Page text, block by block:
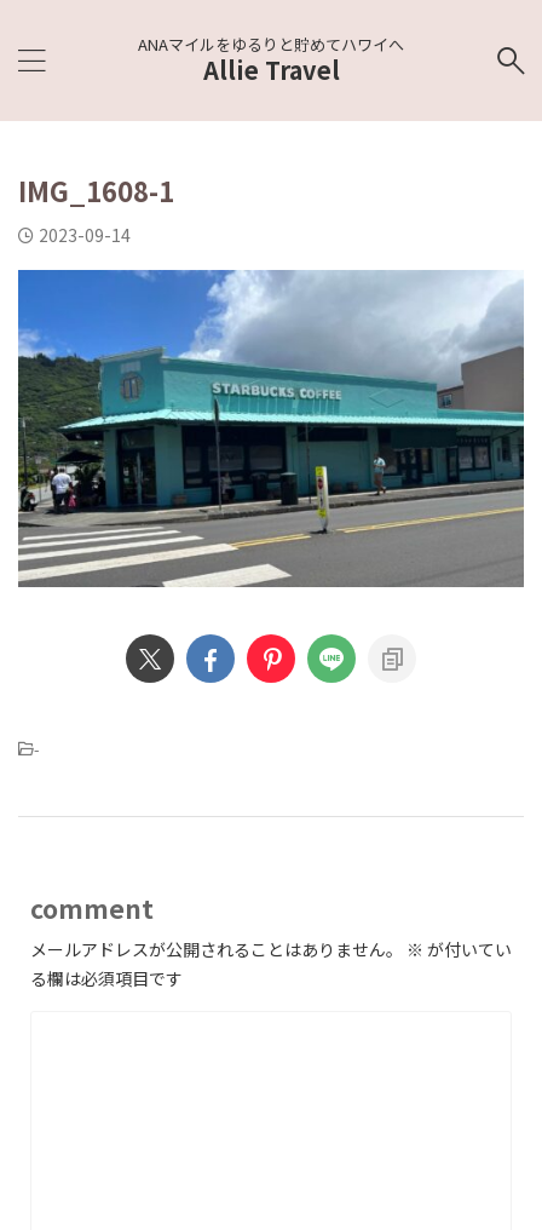
ANAマイルをゆるりと貯めてハワイへ
Allie Travel
IMG_1608-1
2023-09-14
-
comment
メールアドレスが公開されることはありません。 ※ が付いてい
る欄は必須項目です